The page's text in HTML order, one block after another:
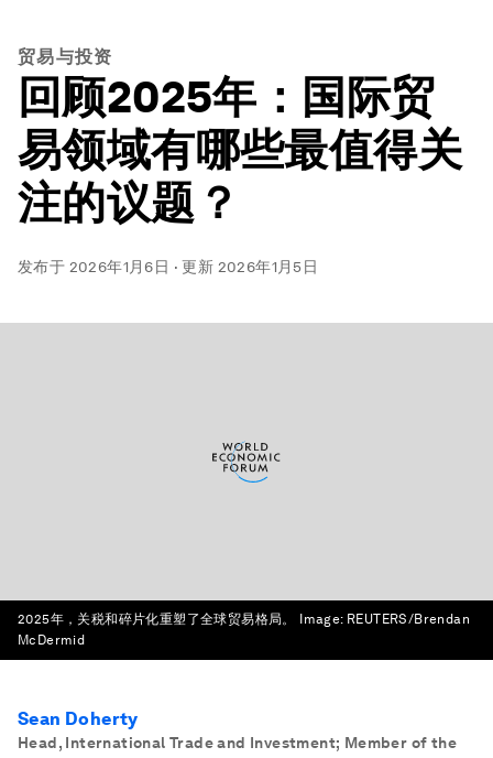
贸易与投资
回顾2025年：国际贸
易领域有哪些最值得关
注的议题？
发布于 2026年1月6日 ·更新 2026年1月5日
2025年，关税和碎片化重塑了全球贸易格局。 Image: REUTERS/Brendan
McDermid
Sean Doherty
Head, International Trade and Investment; Member of the